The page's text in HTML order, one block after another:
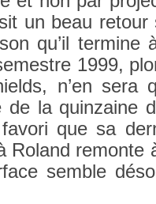
un beau
qu’il
1999,
n’en sera
de la quin­zaine
que sa
Roland re­mon­te
semble